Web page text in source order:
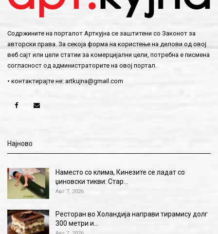
Содржините на порталот Арткујна се заштитени со Законот за
авторски права. За секоја форма на користење на делови од овој
веб сајт или цели статии за комерцијални цели, потребна е писмена
согласност од администраторите на овој портал.
• контактирајте не: artkujna@gmail.com
Најново
Наместо со клима, Кинезите се ладат со
џиновски тикви: Стар…
Авг 7, 2026
Ресторан во Холандија направи тирамису долг
300 метри и…